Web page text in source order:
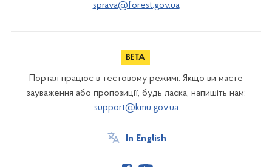
sprava@forest.gov.ua
Портал працює в тестовому режимі. Якщо ви маєте
зауваження або пропозиції, будь ласка, напишіть нам:
support@kmu.gov.ua
In English